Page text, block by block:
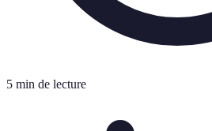
5 min de lecture